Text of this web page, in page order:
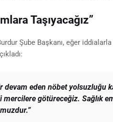
Taşıyacağız”
Şube Başkanı, eğer
devam eden nöbet yolsuzluğu
mercilere götüreceğiz. Sağlık